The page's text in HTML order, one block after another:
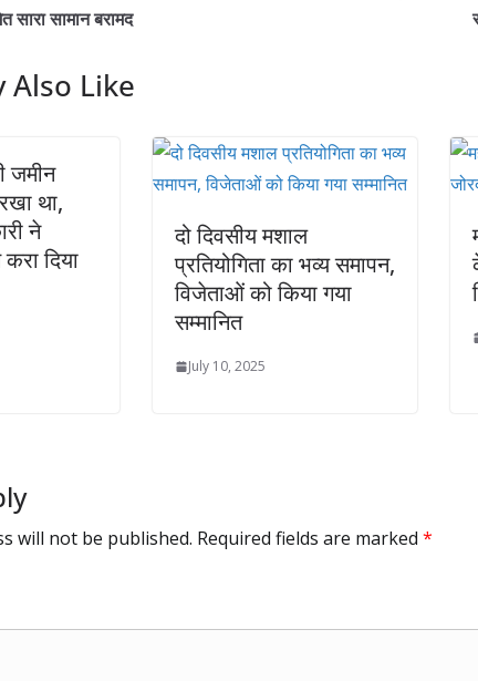
सारा सामान बरामद
Also Like
जमीन
था,
ने
दिया
दो दिवसीय मशाल
प्रतियोगिता का भव्य समापन,
विजेताओं को किया गया
सम्मानित
July 10, 2025
will not be published. Required fields are marked *